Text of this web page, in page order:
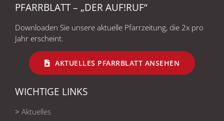
PFARRBLATT – „DER AUF!RUF“
Downloaden Sie unsere aktuelle Pfarrzeitung, die 2x pro
Jahr erscheint.
AKTUELLES PFARRBLATT ANSEHEN
WICHTIGE LINKS
> Aktuelles